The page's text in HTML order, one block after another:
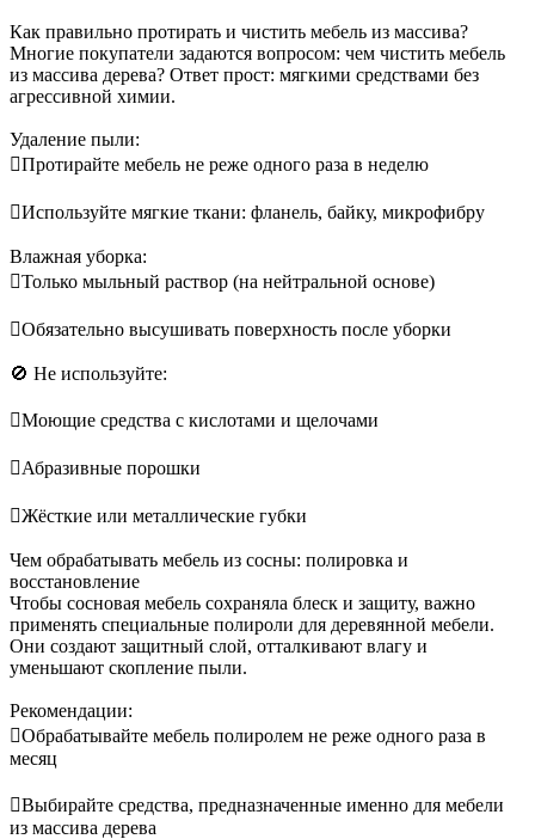
Как правильно протирать и чистить мебель из массива?
Многие покупатели задаются вопросом: чем чистить мебель
из массива дерева? Ответ прост: мягкими средствами без
агрессивной химии.
Удаление пыли:
Протирайте мебель не реже одного раза в неделю
Используйте мягкие ткани: фланель, байку, микрофибру
Влажная уборка:
Только мыльный раствор (на нейтральной основе)
Обязательно высушивать поверхность после уборки
🚫 Не используйте:
Моющие средства с кислотами и щелочами
Абразивные порошки
Жёсткие или металлические губки
Чем обрабатывать мебель из сосны: полировка и
восстановление
Чтобы сосновая мебель сохраняла блеск и защиту, важно
применять специальные полироли для деревянной мебели.
Они создают защитный слой, отталкивают влагу и
уменьшают скопление пыли.
Рекомендации:
Обрабатывайте мебель полиролем не реже одного раза в
месяц
Выбирайте средства, предназначенные именно для мебели
из массива дерева